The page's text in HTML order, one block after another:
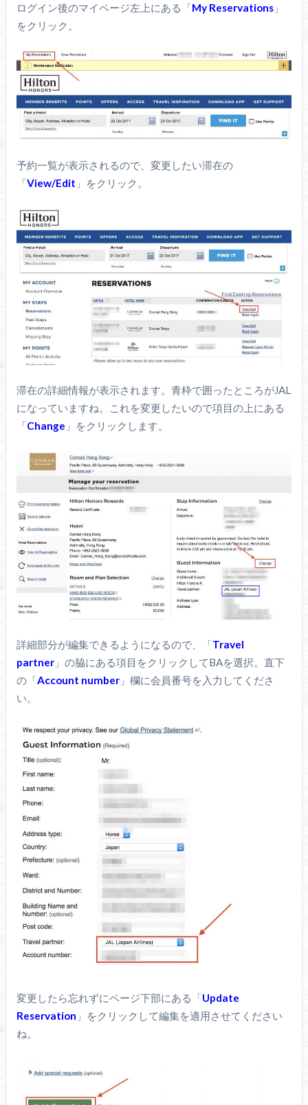
ログイン後のマイページ左上にある「My Reservations」
をクリック。
予約一覧が表示されるので、変更したい滞在の
「View/Edit 」をクリック。
滞在の詳細情報が表示されます。青枠で囲ったところがJAL
になっていますね。これを変更したいので項目の上にある
「Change 」をクリックします。
詳細部分が編集できるようになるので、「Travel
partner」の脇にある項目をクリックしてBAを選択。直下
の「Account number」欄に会員番号を入力してくださ
い。
変更したら忘れずにページ下部にある「Update
Reservation 」をクリックして編集を適用させてください
ね。